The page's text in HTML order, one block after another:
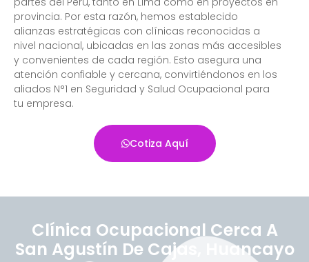
provincia. Por esta razón, hemos establecido
alianzas estratégicas con clínicas reconocidas a
nivel nacional, ubicadas en las zonas más accesibles
y convenientes de cada región. Esto asegura una
atención confiable y cercana, convirtiéndonos en los
aliados N°1 en Seguridad y Salud Ocupacional para
tu empresa.
Cotiza Aquí
Clínica Ocupacional Cerca A
San Agustín De Cajas, Huancayo